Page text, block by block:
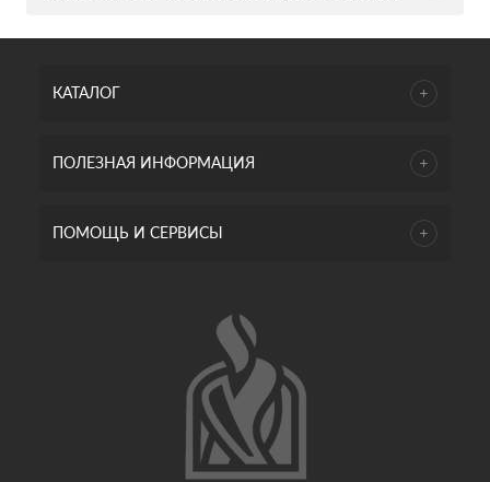
КАТАЛОГ
ПОЛЕЗНАЯ ИНФОРМАЦИЯ
ПОМОЩЬ И СЕРВИСЫ